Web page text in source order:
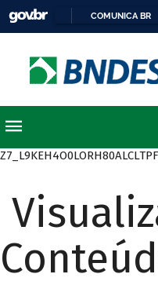
COMUNICA BR